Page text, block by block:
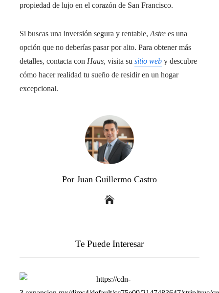
propiedad de lujo en el corazón de San Francisco.
Si buscas una inversión segura y rentable, Astre es una
opción que no deberías pasar por alto. Para obtener más
detalles, contacta con Haus, visita su sitio web y descubre
cómo hacer realidad tu sueño de residir en un hogar
excepcional.
Por Juan Guillermo Castro
Te Puede Interesar